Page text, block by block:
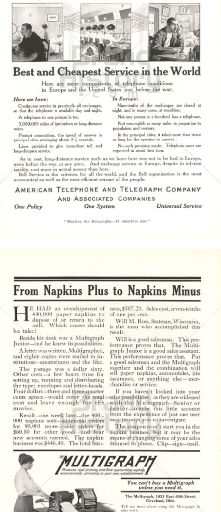
AMERICAN TELEPHONE AND TELEGRAPH COMPANY
AT&T
1917
MULTIGRAPH MULTIGRAPH 1917